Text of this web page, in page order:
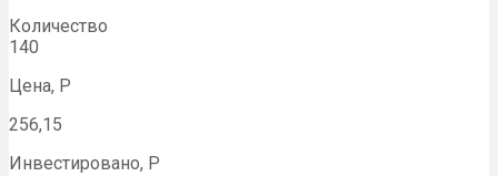
Количество
140
Цена, Р
256,15
Инвестировано, Р